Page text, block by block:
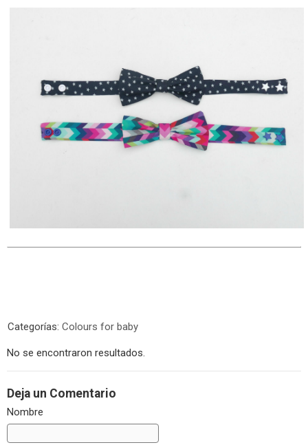
Categorías: Colours for baby
No se encontraron resultados.
Deja un Comentario
Nombre